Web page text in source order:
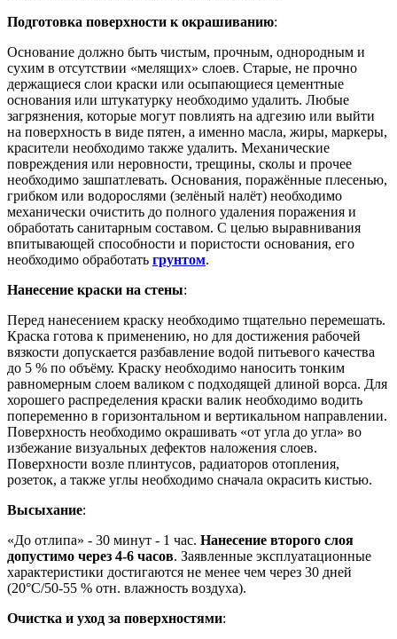
Подготовка поверхности к окрашиванию:
Основание должно быть чистым, прочным, однородным и
сухим в отсутствии «мелящих» слоев. Старые, не прочно
держащиеся слои краски или осыпающиеся цементные
основания или штукатурку необходимо удалить. Любые
загрязнения, которые могут повлиять на адгезию или выйти
на поверхность в виде пятен, а именно масла, жиры, маркеры,
красители необходимо также удалить. Механические
повреждения или неровности, трещины, сколы и прочее
необходимо зашпатлевать. Основания, поражённые плесенью,
грибком или водорослями (зелёный налёт) необходимо
механически очистить до полного удаления поражения и
обработать санитарным составом. С целью выравнивания
впитывающей способности и пористости основания, его
необходимо обработать грунтом.
Нанесение краски на стены:
Перед нанесением краску необходимо тщательно перемешать.
Краска готова к применению, но для достижения рабочей
вязкости допускается разбавление водой питьевого качества
до 5 % по объёму. Краску необходимо наносить тонким
равномерным слоем валиком с подходящей длиной ворса. Для
хорошего распределения краски валик необходимо водить
попеременно в горизонтальном и вертикальном направлении.
Поверхность необходимо окрашивать «от угла до угла» во
избежание визуальных дефектов наложения слоев.
Поверхности возле плинтусов, радиаторов отопления,
розеток, а также углы необходимо сначала окрасить кистью.
Высыхание:
«До отлипа» - 30 минут - 1 час. Нанесение второго слоя
допустимо через 4-6 часов. Заявленные эксплуатационные
характеристики достигаются не менее чем через 30 дней
(20°C/50-55 % отн. влажность воздуха).
Очистка и уход за поверхностями: